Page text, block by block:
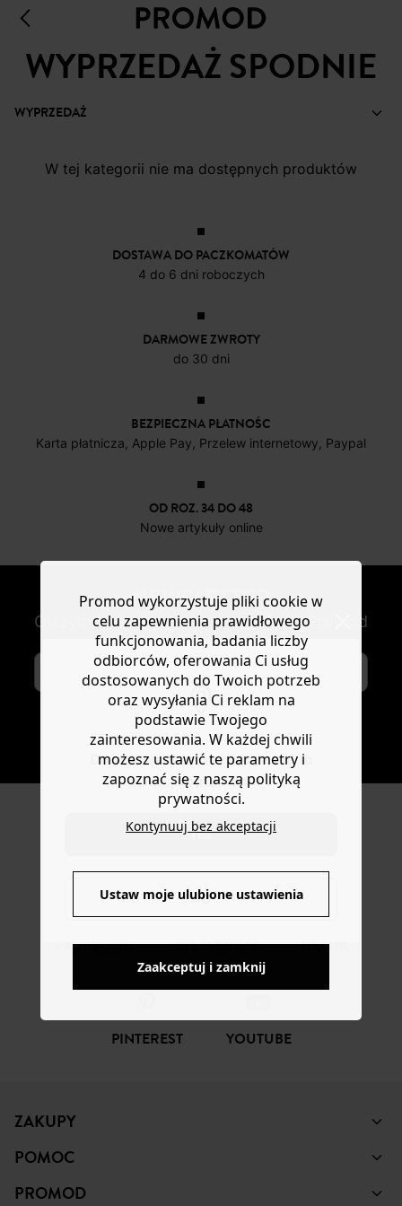
Do you want to be redirected to
www.promod.com ?
YES
NO
WYPRZEDAŻ SPODNIE
WYPRZEDAŻ
W tej kategorii nie ma dostępnych produktów
DOSTAWA DO PACZKOMATÓW
4 do 6 dni roboczych
DARMOWE ZWROTY
do 30 dni
BEZPIECZNA PŁATNOŚC
Karta płatnicza, Apple Pay, Przelew internetowy, Paypal
OD ROZ. 34 DO 48
Nowe artykuły online
NEWSLETTER
Otrzymuj nowości modowe i oferty Promod
SUBSKRYBUJ
ŚLEDŹ NAS
FACEBOOK INSTAGRAM TIKTOK
PINTEREST YOUTUBE
ZAKUPY
POMOC
PROMOD
Promod wykorzystuje pliki cookie w
celu zapewnienia prawidłowego
funkcjonowania, badania liczby
odbiorców, oferowania Ci usług
dostosowanych do Twoich potrzeb
oraz wysyłania Ci reklam na
podstawie Twojego
zainteresowania. W każdej chwili
możesz ustawić te parametry i
zapoznać się z naszą polityką
prywatności.
Kontynuuj bez akceptacji
Ustaw moje ulubione ustawienia
Zaakceptuj i zamknij